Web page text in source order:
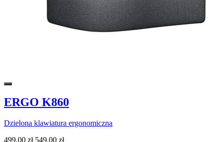
ERGO K860
Dzielona klawiatura ergonomiczna
499,00 zł 549,00 zł